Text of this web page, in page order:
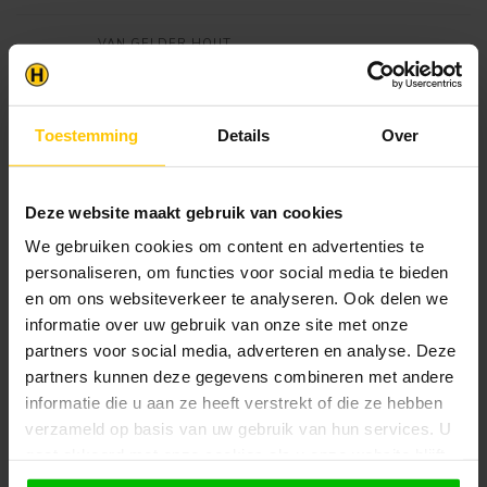
Toestemming Details Over
Deze website maakt gebruik van cookies
We gebruiken cookies om content en advertenties te
personaliseren, om functies voor social media te bieden
en om ons websiteverkeer te analyseren. Ook delen we
informatie over uw gebruik van onze site met onze
partners voor social media, adverteren en analyse. Deze
partners kunnen deze gegevens combineren met andere
informatie die u aan ze heeft verstrekt of die ze hebben
verzameld op basis van uw gebruik van hun services. U
gebruiken.
VAN GELDER HOUT
Op voorraad in webshop
€859,95
Heb je een vraag? Stel je vraag via onze chat,
bekijk onze veelgestelde vragenof neem
contact op met de
klantenservice
. Wij helpen u
graag verder met het samenstellen van uw
bestelling.
Afhalen en zeker weten dan uw
producten aanwezig zijn?:
1.Voeg alle gewenste producten toe in de
winkelwagen.